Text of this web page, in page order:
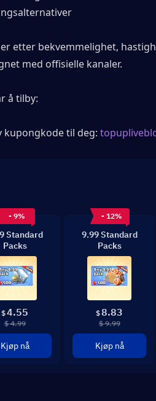
etter bekvemmelighet,
med offisielle kanaler.
å tilby:
kupongkode til deg:
- 9%
Standard
Packs
$4.55
$ 4.99
Kjøp nå
- 12%
9.99 Standard
Packs
$8.83
$ 9.99
Kjøp nå